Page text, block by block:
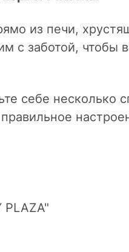
из печи,
с заботой, чтобы
себе несколько